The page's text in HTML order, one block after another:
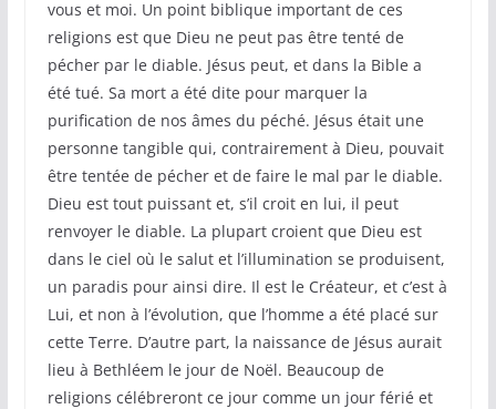
vous et moi. Un point biblique important de ces
religions est que Dieu ne peut pas être tenté de
pécher par le diable. Jésus peut, et dans la Bible a
été tué. Sa mort a été dite pour marquer la
purification de nos âmes du péché. Jésus était une
personne tangible qui, contrairement à Dieu, pouvait
être tentée de pécher et de faire le mal par le diable.
Dieu est tout puissant et, s’il croit en lui, il peut
renvoyer le diable. La plupart croient que Dieu est
dans le ciel où le salut et l’illumination se produisent,
un paradis pour ainsi dire. Il est le Créateur, et c’est à
Lui, et non à l’évolution, que l’homme a été placé sur
cette Terre. D’autre part, la naissance de Jésus aurait
lieu à Bethléem le jour de Noël. Beaucoup de
religions célébreront ce jour comme un jour férié et